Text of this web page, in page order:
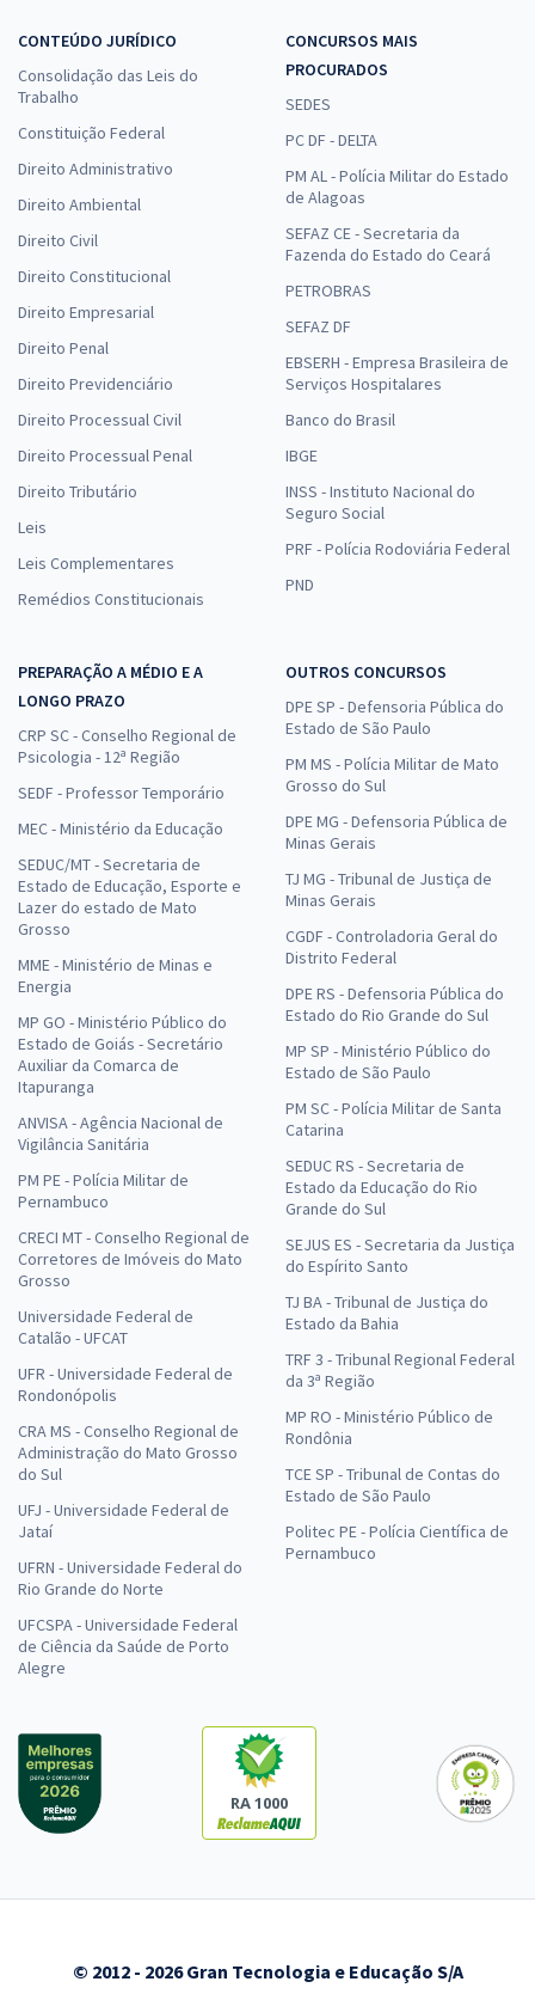
CONTEÚDO JURÍDICO
Consolidação das Leis do
Trabalho
Constituição Federal
Direito Administrativo
Direito Ambiental
Direito Civil
Direito Constitucional
Direito Empresarial
Direito Penal
Direito Previdenciário
Direito Processual Civil
Direito Processual Penal
Direito Tributário
Leis
Leis Complementares
Remédios Constitucionais
CONCURSOS MAIS
PROCURADOS
SEDES
PC DF - DELTA
PM AL - Polícia Militar do Estado
de Alagoas
SEFAZ CE - Secretaria da
Fazenda do Estado do Ceará
PETROBRAS
SEFAZ DF
EBSERH - Empresa Brasileira de
Serviços Hospitalares
Banco do Brasil
IBGE
INSS - Instituto Nacional do
Seguro Social
PRF - Polícia Rodoviária Federal
PND
PREPARAÇÃO A MÉDIO E A
LONGO PRAZO
CRP SC - Conselho Regional de
Psicologia - 12ª Região
SEDF - Professor Temporário
MEC - Ministério da Educação
SEDUC/MT - Secretaria de
Estado de Educação, Esporte e
Lazer do estado de Mato
Grosso
MME - Ministério de Minas e
Energia
MP GO - Ministério Público do
Estado de Goiás - Secretário
Auxiliar da Comarca de
Itapuranga
ANVISA - Agência Nacional de
Vigilância Sanitária
PM PE - Polícia Militar de
Pernambuco
CRECI MT - Conselho Regional de
Corretores de Imóveis do Mato
Grosso
Universidade Federal de
Catalão - UFCAT
UFR - Universidade Federal de
Rondonópolis
CRA MS - Conselho Regional de
Administração do Mato Grosso
do Sul
UFJ - Universidade Federal de
Jataí
UFRN - Universidade Federal do
Rio Grande do Norte
UFCSPA - Universidade Federal
de Ciência da Saúde de Porto
Alegre
OUTROS CONCURSOS
DPE SP - Defensoria Pública do
Estado de São Paulo
PM MS - Polícia Militar de Mato
Grosso do Sul
DPE MG - Defensoria Pública de
Minas Gerais
TJ MG - Tribunal de Justiça de
Minas Gerais
CGDF - Controladoria Geral do
Distrito Federal
DPE RS - Defensoria Pública do
Estado do Rio Grande do Sul
MP SP - Ministério Público do
Estado de São Paulo
PM SC - Polícia Militar de Santa
Catarina
SEDUC RS - Secretaria de
Estado da Educação do Rio
Grande do Sul
SEJUS ES - Secretaria da Justiça
do Espírito Santo
TJ BA - Tribunal de Justiça do
Estado da Bahia
TRF 3 - Tribunal Regional Federal
da 3ª Região
MP RO - Ministério Público de
Rondônia
TCE SP - Tribunal de Contas do
Estado de São Paulo
Politec PE - Polícia Científica de
Pernambuco
RA 1000
© 2012 - 2026 Gran Tecnologia e Educação S/A